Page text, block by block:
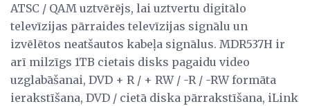
ATSC / QAM uztvērējs, lai uztvertu digitālo
televīzijas pārraides televīzijas signālu un
izvēlētos neatšautos kabeļa signālus. MDR537H ir
arī milzīgs 1TB cietais disks pagaidu video
uzglabāšanai, DVD + R / + RW / -R / -RW formāta
ierakstīšana, DVD / cietā diska pārrakstīšana, iLink